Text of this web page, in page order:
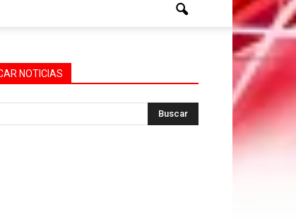
NOTICIAS